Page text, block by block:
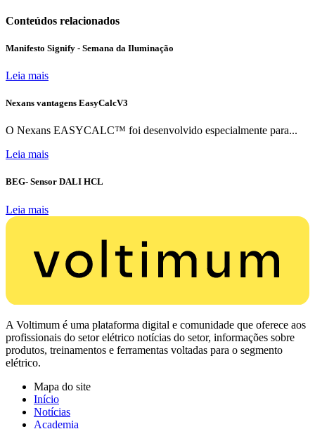
Conteúdos relacionados
Manifesto Signify - Semana da Iluminação
Leia mais
Nexans vantagens EasyCalcV3
O Nexans EASYCALC™ foi desenvolvido especialmente para...
Leia mais
BEG- Sensor DALI HCL
Leia mais
A Voltimum é uma plataforma digital e comunidade que oferece aos
profissionais do setor elétrico notícias do setor, informações sobre
produtos, treinamentos e ferramentas voltadas para o segmento
elétrico.
Mapa do site
Início
Notícias
Academia